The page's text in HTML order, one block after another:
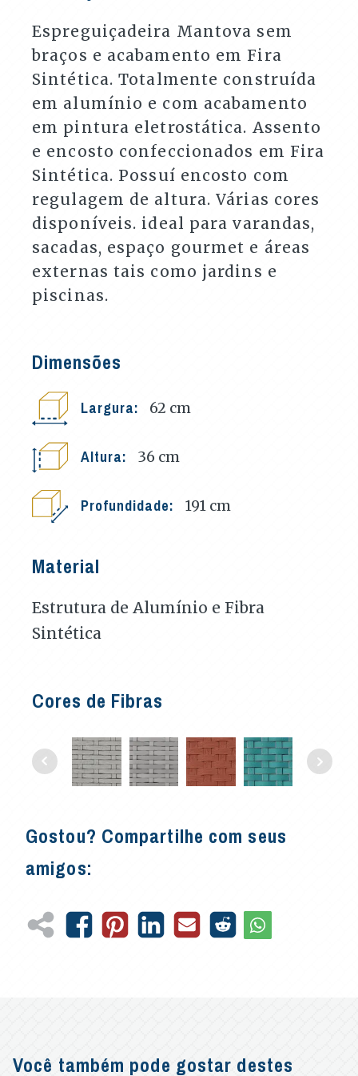
quantidade
Espreguiçadeira Mantova sem
braços e acabamento em Fira
Sintética. Totalmente construída
em alumínio e com acabamento
em pintura eletrostática. Assento
e encosto confeccionados em Fira
Sintética. Possuí encosto com
regulagem de altura. Várias cores
disponíveis. ideal para varandas,
sacadas, espaço gourmet e áreas
externas tais como jardins e
piscinas.
Dimensões
Largura: 62 cm
Altura: 36 cm
Profundidade: 191 cm
Material
Estrutura de Alumínio e Fibra
Sintética
Cores de Fibras
Gostou? Compartilhe com seus
amigos:
Você também pode gostar destes